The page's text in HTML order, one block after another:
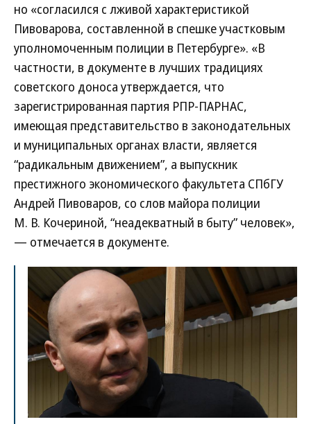
но «согласился с лживой характеристикой
Пивоварова, составленной в спешке участковым
уполномоченным полиции в Петербурге». «В
частности, в документе в лучших традициях
советского доноса утверждается, что
зарегистрированная партия РПР-ПАРНАС,
имеющая представительство в законодательных
и муниципальных органах власти, является
“радикальным движением”, а выпускник
престижного экономического факультета СПбГУ
Андрей Пивоваров, со слов майора полиции
М. В. Кочериной, “неадекватный в быту” человек»,
— отмечается в документе.